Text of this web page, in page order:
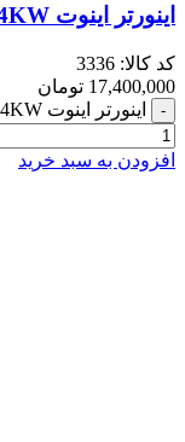
اینورتر اینوت 0.4KW سری GD10 ولتاژ 1P~3P 220V
کد کالا: 3336
17,400,000 تومان
اینورتر اینوت 0.4KW سری GD10 ولتاژ 1P~3P 220V عدد
افزودن به سبد خرید